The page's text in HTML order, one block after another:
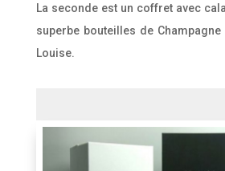
La seconde est un coffret avec
superbe bouteilles de Champagne
Louise.